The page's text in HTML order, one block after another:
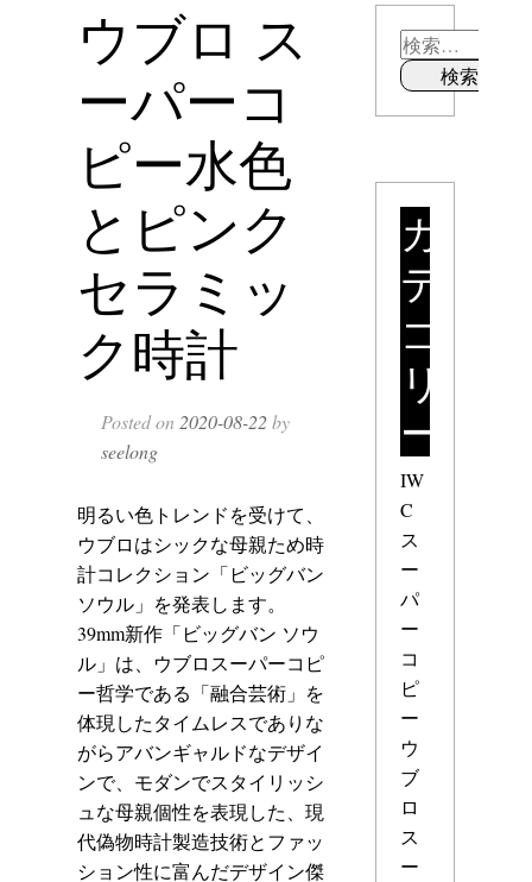
ウブロ ス
ーパーコ
ピー水色
とピンク
セラミッ
ク時計
Posted on 2020-08-22by
seelong
明るい色トレンドを受けて、
ウブロはシックな母親ため時
計コレクション「ビッグバン
ソウル」を発表します。
39mm新作「ビッグバン ソウ
ル」は、ウブロスーパーコピ
ー哲学である「融合芸術」を
体現したタイムレスでありな
がらアバンギャルドなデザイ
ンで、モダンでスタイリッシ
ュな母親個性を表現した、現
代偽物時計製造技術とファッ
ション性に富んだデザイン傑
カ
テ
ゴ
リ
ー
IW
C
ス
ー
パ
ー
コ
ピ
ー
ウ
ブ
ロ
ス
ー